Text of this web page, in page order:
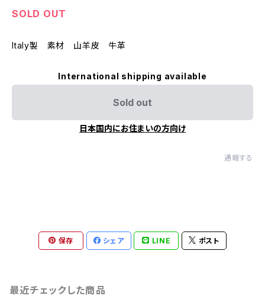
SOLD OUT
Italy製 素材 山羊皮 牛革
International shipping available
Sold out
日本国内にお住まいの方向け
通報する
保存 シェア LINE ポスト
最近チェックした商品